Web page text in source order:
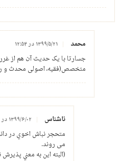
محمد ۱۳۹۹/۵/۲۱ در ۱۲:۵۴
جسارتا با یک حدیث آن هم از
متخصص(فقیه، اصولی محدث و
ناشناس ۱۳۹۹/۶/۰۲ در ۱۹:۰۶
متحجر نباش اخوي در
مى روند.
(البته اين به معني